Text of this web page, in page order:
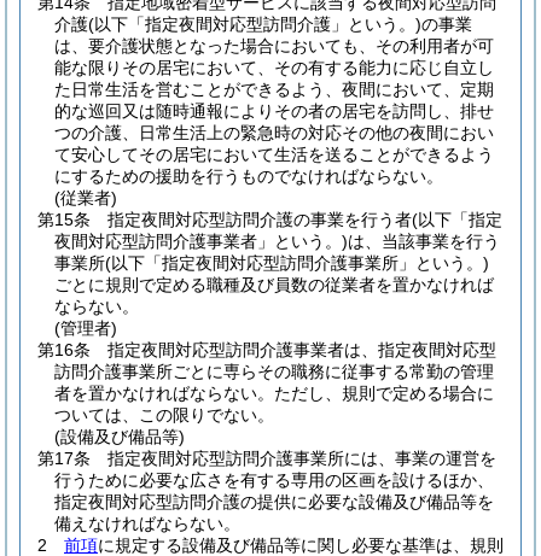
介護(以下「指定夜間対応型訪問介護」という。)の事業
は、要介護状態となった場合においても、その利用者が可
能な限りその居宅において、その有する能力に応じ自立し
た日常生活を営むことができるよう、夜間において、定期
的な巡回又は随時通報によりその者の居宅を訪問し、排せ
つの介護、日常生活上の緊急時の対応その他の夜間におい
て安心してその居宅において生活を送ることができるよう
にするための援助を行うものでなければならない。
(従業者)
第15条
指定夜間対応型訪問介護の事業を行う者(以下「指定
夜間対応型訪問介護事業者」という。)は、当該事業を行う
事業所(以下「指定夜間対応型訪問介護事業所」という。)
ごとに規則で定める職種及び員数の従業者を置かなければ
ならない。
(管理者)
第16条
指定夜間対応型訪問介護事業者は、指定夜間対応型
訪問介護事業所ごとに専らその職務に従事する常勤の管理
者を置かなければならない。 ただし、規則で定める場合に
ついては、この限りでない。
(設備及び備品等)
第17条
指定夜間対応型訪問介護事業所には、事業の運営を
行うために必要な広さを有する専用の区画を設けるほか、
指定夜間対応型訪問介護の提供に必要な設備及び備品等を
備えなければならない。
2
前項に規定する設備及び備品等に関し必要な基準は、規則